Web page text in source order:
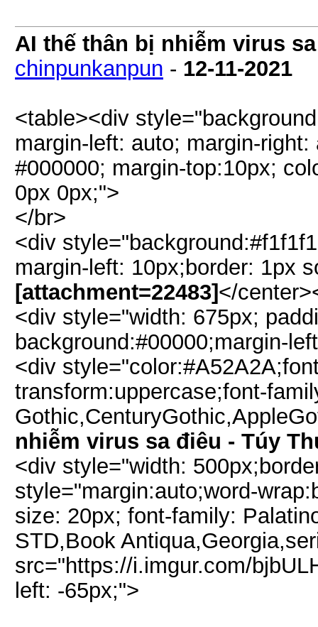
AI thế thân bị nhiễm virus
chinpunkanpun - 12-11-2021
<table><div
margin-left: auto; margin-
#000000; margin-top:10px;
0px 0px;">
</br>
<div
margin-left: 10px;border: 1px
[attachment=22483]</
<div style="width: 675px;
background:#00000;margin-
<div
transform:uppercase;font-
nhiễm virus sa điêu - Túy
<div style="width:
style="margin:auto;word-
size: 20px; font-family:
STD,Book
src="https://i.imgur.com/
left: -65px;">